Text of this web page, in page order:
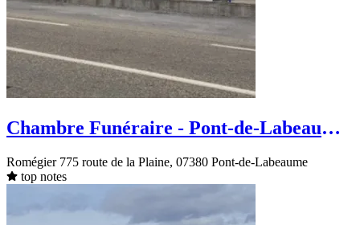
Chambre Funéraire - Pont-de-Labeaume
Romégier 775 route de la Plaine, 07380 Pont-de-Labeaume
top notes